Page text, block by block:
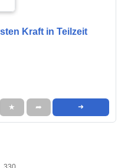
Kraft in Teilzeit
★ ➦ ➜